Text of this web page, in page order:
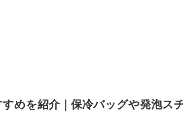
めを紹介｜保冷バッグや発泡ス